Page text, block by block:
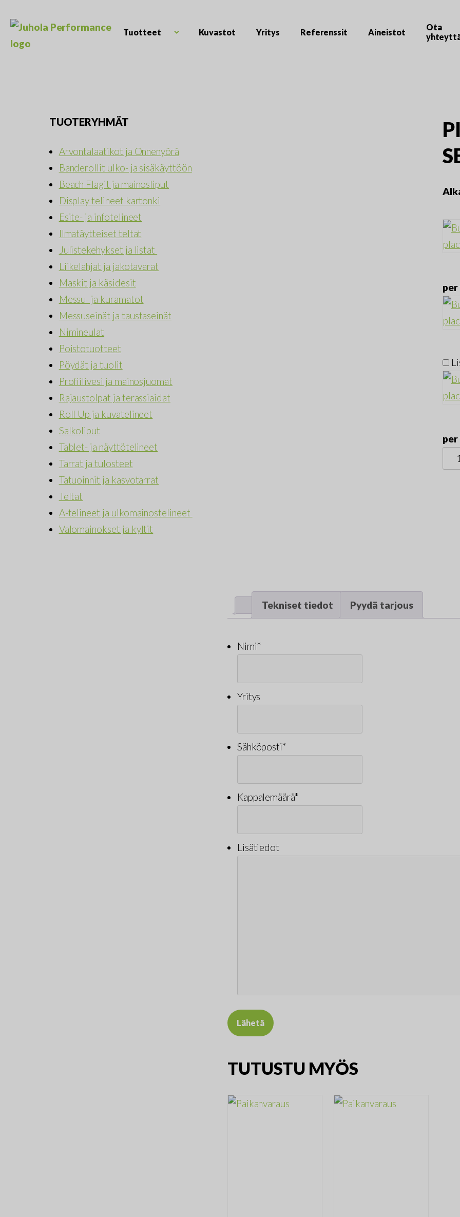
to
content
Juhola
Kaikki
Tuotteet
Open
Kuvastot Yritys Referenssit Aineistot
Ota
Tekniset tiedot Pyydä tarjous
Nimi*
Yritys
Sähköposti*
Kappalemäärä*
Lisätiedot
TUTUSTU MYÖS
TUOTERYHMÄT
Arvontalaatikot ja Onnenyörä
Banderollit ulko- ja sisäkäyttöön
Beach Flagit ja mainosliput
Display telineet kartonki
Esite- ja infotelineet
Ilmatäytteiset teltat
Julistekehykset ja listat
Liikelahjat ja jakotavarat
Maskit ja käsidesit
Messu- ja kuramatot
Messuseinät ja taustaseinät
Nimineulat
Poistotuotteet
Pöydät ja tuolit
Profiilivesi ja mainosjuomat
Rajaustolpat ja terassiaidat
Roll Up ja kuvatelineet
Salkoliput
Tablet- ja näyttötelineet
Tarrat ja tulosteet
Tatuoinnit ja kasvotarrat
Teltat
A-telineet ja ulkomainostelineet
Valomainokset ja kyltit